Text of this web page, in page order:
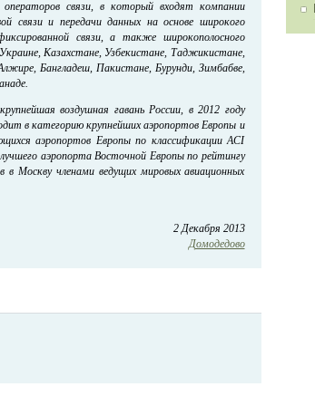
операторов связи, в который входят компании
связи и передачи данных на основе широкого
связи, а также широкополосного
Казахстане, Узбекистане, Таджикистане,
Бангладеш, Пакистане, Бурунди, Зимбабве,
воздушная гавань России, в 2012 году
в категорию крупнейших аэропортов Европы и
аэропортов Европы по классификации ACI
аэропорта Восточной Европы по рейтингу
в Москву членами ведущих мировых авиационных
2 Декабря 2013
Домодедово